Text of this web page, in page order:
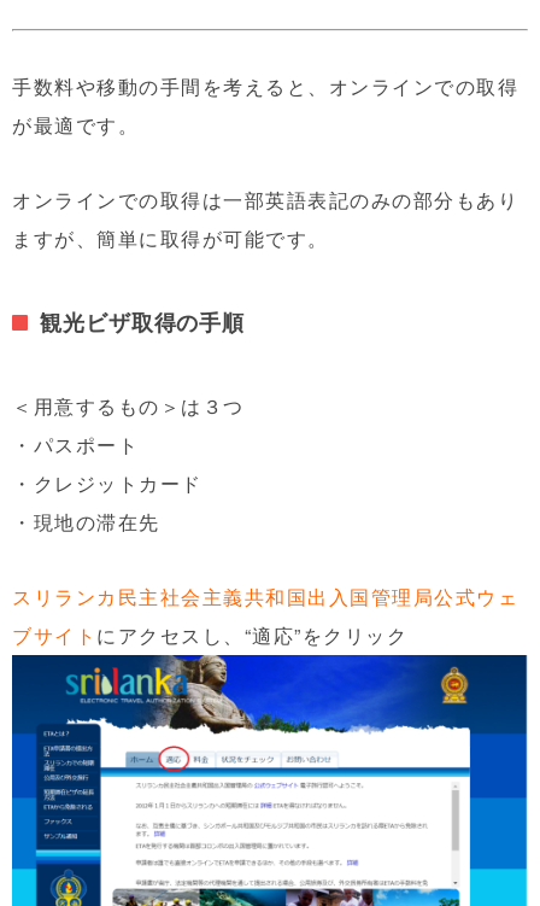
手数料や移動の手間を考えると、オンラインでの取得
が最適です。
オンラインでの取得は一部英語表記のみの部分もあり
ますが、簡単に取得が可能です。
観光ビザ取得の手順
＜用意するもの＞は３つ
・パスポート
・クレジットカード
・現地の滞在先
スリランカ民主社会主義共和国出入国管理局公式ウェ
ブサイト にアクセスし、“適応”をクリック